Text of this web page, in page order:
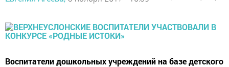
Воспитатели дошкольных учреждений на базе детского